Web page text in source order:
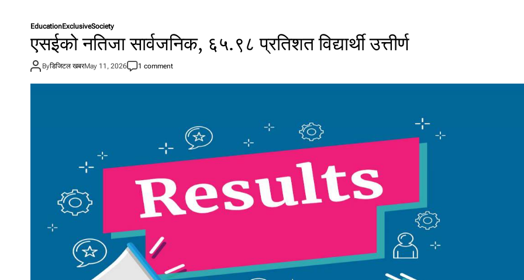
ई
को
क
र
ते
दे
खि
EducationExclusiveSociety
एसईको नतिजा सार्वजनिक, ६५.९८ प्रतिशत विद्यार्थी उत्तीर्ण
Byडिजिटल खबरMay 11, 2026 1 comment